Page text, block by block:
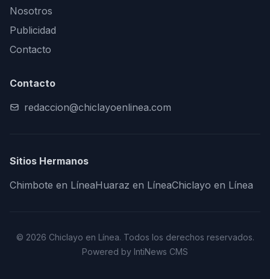
Nosotros
Publicidad
Contacto
Contacto
redaccion@chiclayoenlinea.com
Sitios Hermanos
Chimbote en LíneaHuaraz en LíneaChiclayo en Línea
© 2026 Chiclayo en Línea. Todos los derechos reservados.
Powered by IntiNews CMS